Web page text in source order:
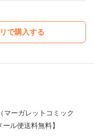
で購入する
マーガレットコミック
ル便送料無料】